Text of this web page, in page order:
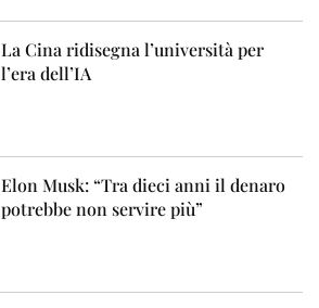
La Cina ridisegna l’università per
l’era dell’IA
Elon Musk: “Tra dieci anni il denaro
potrebbe non servire più”